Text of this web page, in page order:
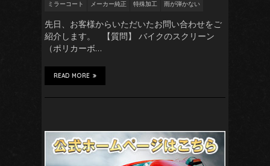
ミラーコート
メーカー純正 特殊加工 雨が弾かない
先日、お客様からいただいたお問い合わせをご
紹介します。 【質問】 バイクのスクリーン
（ポリカーボ…
READ MORE